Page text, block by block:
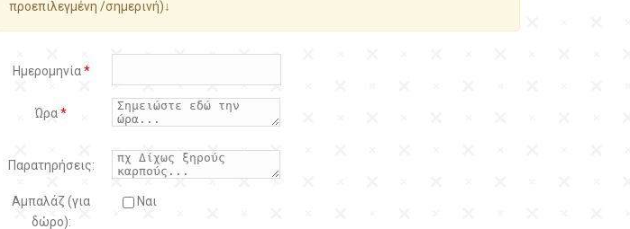
προεπιλεγμένη /σημερινή)↓
Ημερομηνία*
Ώρα*
Παρατηρήσεις:
Αμπαλάζ (για
δώρο):
Ναι